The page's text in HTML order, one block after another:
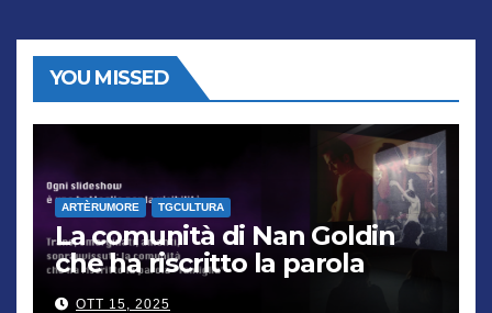
YOU MISSED
ARTÈRUMORE TGCULTURA
La comunità di Nan Goldin
che ha riscritto la parola
“famiglia”
OTT 15, 2025